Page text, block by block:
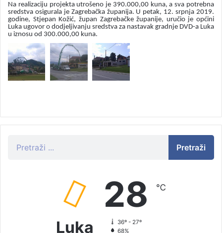
Na realizaciju projekta utrošeno je 390.000,00 kuna, a sva potrebna
sredstva osigurala je Zagrebačka županija. U petak, 12. srpnja 2019.
godine, Stjepan Kožić, župan Zagrebačke županije, uručio je općini
Luka ugovor o dodjeljivanju sredstva za nastavak gradnje DVD-a Luka
u iznosu od 300.000,00 kuna.
Pretraži
Luka
28 ℃
36º - 27º
68%